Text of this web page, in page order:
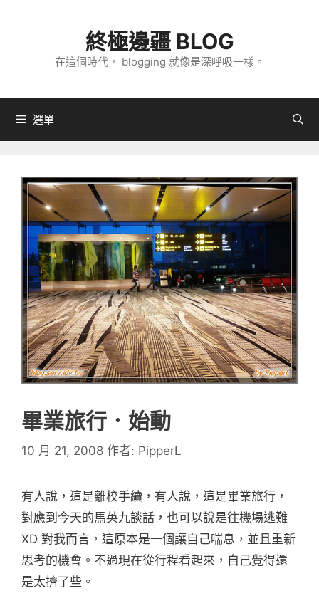
內
終極邊疆 BLOG
在這個時代， blogging 就像是深呼吸一樣。
選單
畢業旅行．始動
10 月 21, 2008 作者: PipperL
有人說，這是離校手續，有人說，這是畢業旅行，
對應到今天的馬英九談話，也可以說是往機場逃難
XD 對我而言，這原本是一個讓自己喘息，並且重新
思考的機會。不過現在從行程看起來，自己覺得還
是太擠了些。